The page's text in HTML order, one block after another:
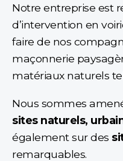
Notre entreprise est
d’intervention en
faire de nos
maçonnerie
matériaux naturels
Nous sommes
sites naturels,
également sur des
remarquables.